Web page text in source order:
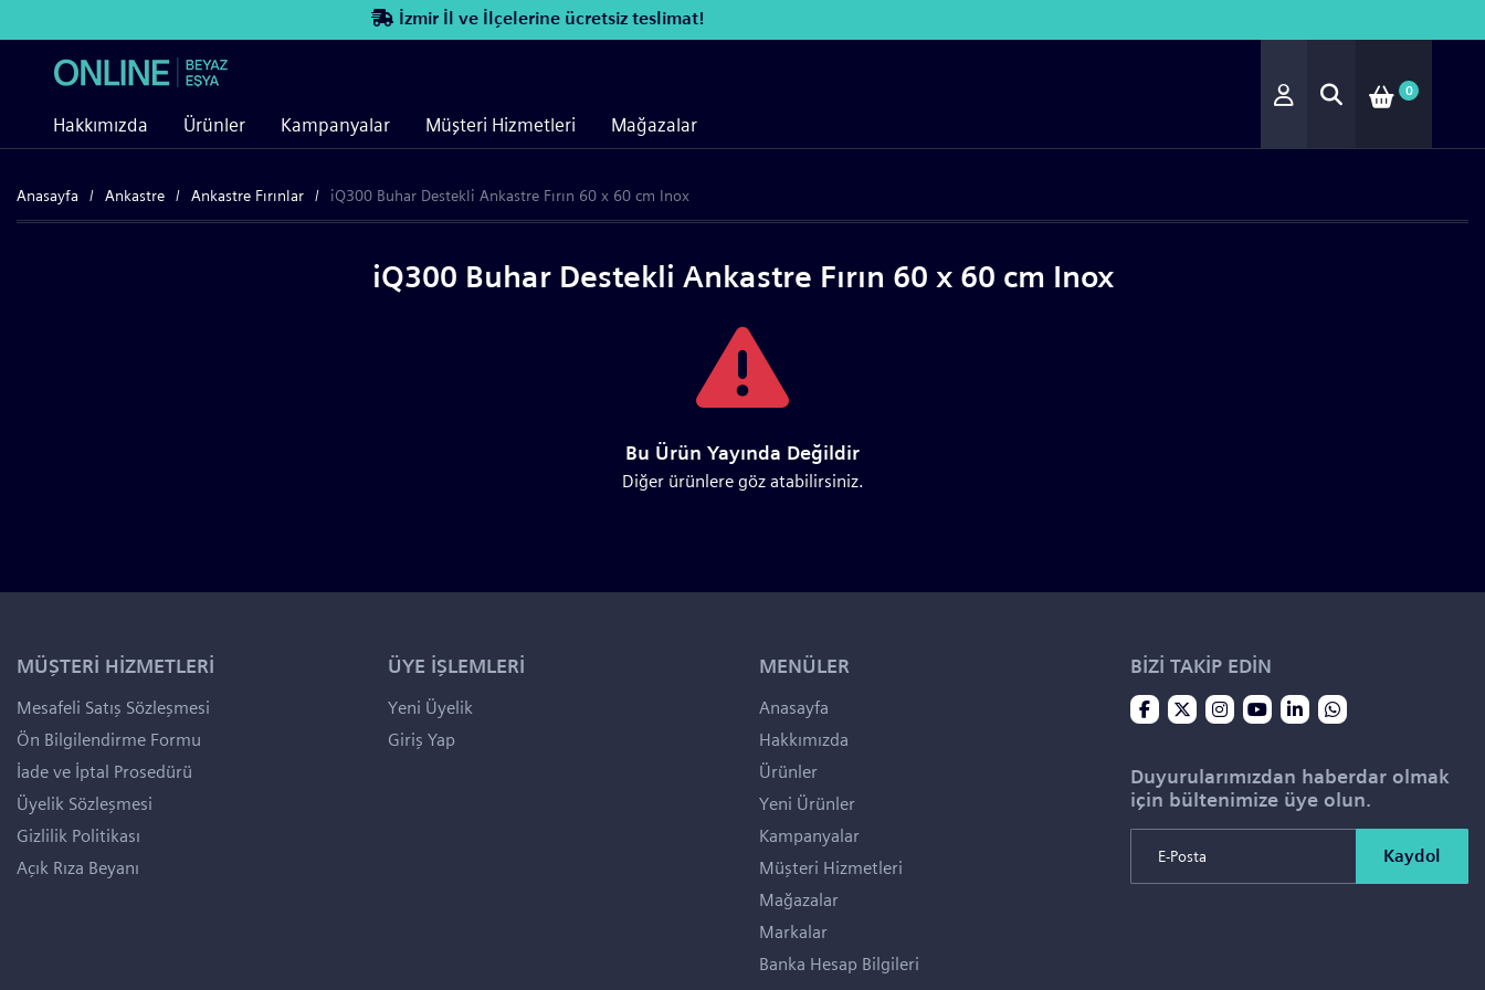
İzmir İl ve İlçelerine ücretsiz teslimat!
Hakkımızda Ürünler Kampanyalar Müşteri Hizmetleri Mağazalar
0
Anasayfa Ankastre Ankastre Fırınlar iQ300 Buhar Destekli Ankastre Fırın 60 x 60 cm Inox
iQ300 Buhar Destekli Ankastre Fırın 60 x 60 cm Inox
Bu Ürün Yayında Değildir
Diğer ürünlere göz atabilirsiniz.
MÜŞTERİ HİZMETLERİ
Mesafeli Satış Sözleşmesi
Ön Bilgilendirme Formu
İade ve İptal Prosedürü
Üyelik Sözleşmesi
Gizlilik Politikası
Açık Rıza Beyanı
ÜYE İŞLEMLERİ
Yeni Üyelik
Giriş Yap
MENÜLER
Anasayfa
Hakkımızda
Ürünler
Yeni Ürünler
Kampanyalar
Müşteri Hizmetleri
Mağazalar
Markalar
Banka Hesap Bilgileri
BİZİ TAKİP EDİN
Duyurularımızdan haberdar olmak
için bültenimize üye olun.
Kaydol